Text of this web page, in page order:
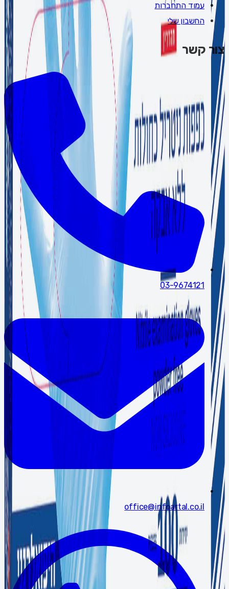
עמוד התחברות
החשבון שלי
צור קשר
03-9674121
office@infoartal.co.il